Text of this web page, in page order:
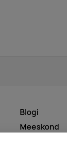
Blogi
Meeskond